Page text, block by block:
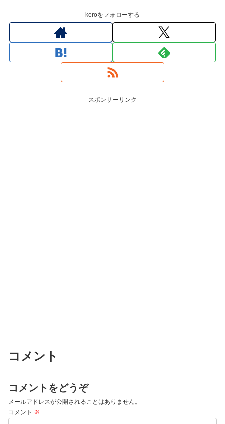
keroをフォローする
スポンサーリンク
コメント
コメントをどうぞ
メールアドレスが公開されることはありません。
コメント ※